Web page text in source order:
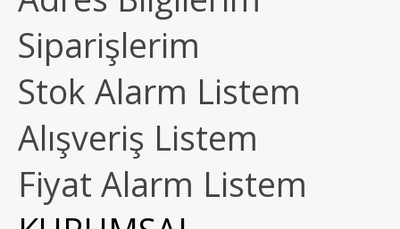
Siparişlerim
Stok Alarm Listem
Alışveriş Listem
Fiyat Alarm Listem